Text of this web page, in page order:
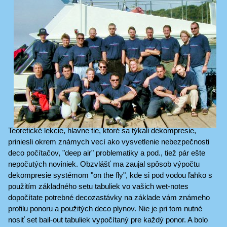
Teoretické lekcie, hlavne tie, ktoré sa týkali dekompresie,
priniesli okrem známych vecí ako vysvetlenie nebezpečnosti
deco počítačov, "deep air" problematiky a pod., tiež pár ešte
nepočutých noviniek. Obzvlášť ma zaujal spôsob výpočtu
dekompresie systémom "on the fly", kde si pod vodou ľahko s
použitím základného setu tabuliek vo vašich wet-notes
dopočítate potrebné decozastávky na základe vám známeho
profilu ponoru a použitých deco plynov. Nie je pri tom nutné
nosiť set bail-out tabuliek vypočítaný pre každý ponor. A bolo